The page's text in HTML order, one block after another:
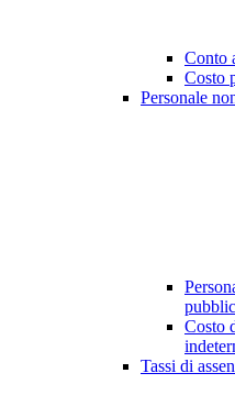
Conto
Costo
Personale
Costo
Tassi di